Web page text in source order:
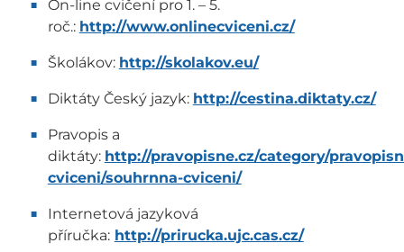
On-line cvičení pro 1. – 5.
roč.: http://www.onlinecviceni.cz/
Školákov: http://skolakov.eu/
Diktáty Český jazyk: http://cestina.diktaty.cz/
Pravopis a
diktáty: http://pravopisne.cz/category/
cviceni/souhrnna-cviceni/
Internetová jazyková
příručka: http://prirucka.ujc.cas.cz/